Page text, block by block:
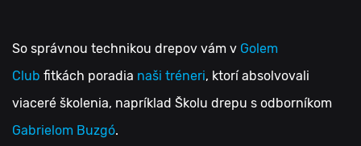
So správnou technikou drepov vám v Golem
Club fitkách poradia naši tréneri, ktorí absolvovali
viaceré školenia, napríklad Školu drepu s odborníkom
Gabrielom Buzgó.